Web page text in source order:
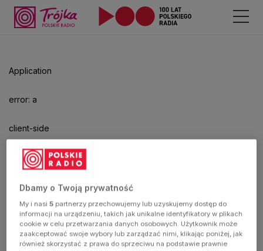
Application
error: a
client-side
exception
has
occurred
(see the
Dbamy o Twoją prywatność
My i nasi5 partnerzy przechowujemy lub uzyskujemy dostęp do
informacji na urządzeniu, takich jak unikalne identyfikatory w plikach
cookie w celu przetwarzania danych osobowych. Użytkownik może
zaakceptować swoje wybory lub zarządzać nimi, klikając poniżej, jak
również skorzystać z prawa do sprzeciwu na podstawie prawnie